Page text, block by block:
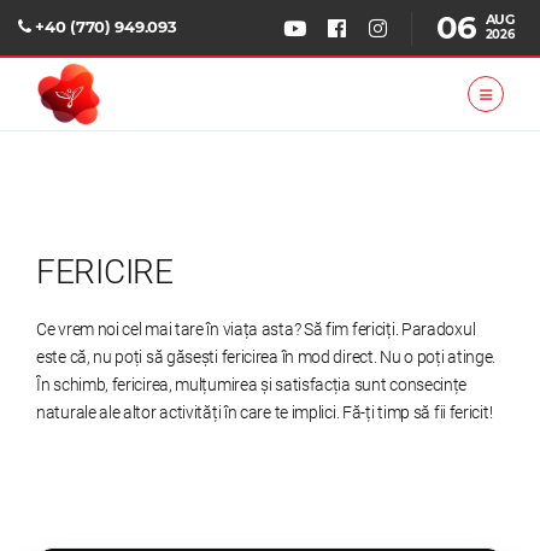
+40 (770) 949.093 06 AUG
2026
FERICIRE
Ce vrem noi cel mai tare în viața asta? Să fim fericiți. Paradoxul
este că, nu poți să găsești fericirea în mod direct. Nu o poți atinge.
În schimb, fericirea, mulțumirea și satisfacția sunt consecințe
naturale ale altor activități în care te implici. Fă-ți timp să fii fericit!